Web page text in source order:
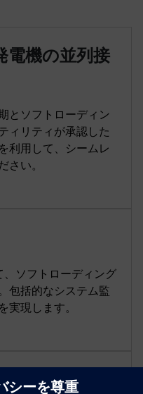
電機の並列接
とソフトローディン
ィリティが承認した
利用して、シームレ
さい。
、ソフトローディング
包括的なシステム監
実現します。
利用